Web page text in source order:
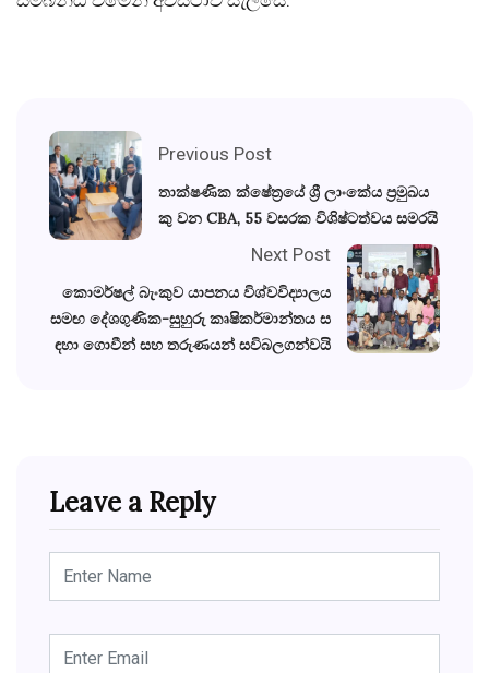
Previous Post
තාක්ෂණික ක්ෂේත්‍රයේ ශ්‍රී ලාංකේය ප්‍රමුඛය
කු වන CBA, 55 වසරක විශිෂ්ටත්වය සමරයි
Next Post
කොමර්ෂල් බැංකුව යාපනය විශ්වවිද්‍යාලය
සමඟ දේශගුණික-සුහුරු කෘෂිකර්මාන්තය ස
ඳහා ගොවීන් සහ තරුණයන් සවිබලගන්වයි
Leave a Reply